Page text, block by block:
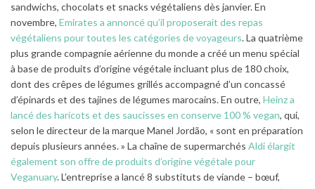
sandwichs, chocolats et snacks végétaliens dès janvier. En
novembre, Emirates a annoncé qu’il proposerait des repas
végétaliens pour toutes les catégories de voyageurs. La quatrième
plus grande compagnie aérienne du monde a créé un menu spécial
à base de produits d’origine végétale incluant plus de 180 choix,
dont des crêpes de légumes grillés accompagné d’un concassé
d’épinards et des tajines de légumes marocains. En outre, Heinz a
lancé des haricots et des saucisses en conserve 100 % vegan, qui,
selon le directeur de la marque Manel Jordão, « sont en préparation
depuis plusieurs années. » La chaîne de supermarchés Aldi élargit
également son offre de produits d’origine végétale pour
Veganuary. L’entreprise a lancé 8 substituts de viande – bœuf,